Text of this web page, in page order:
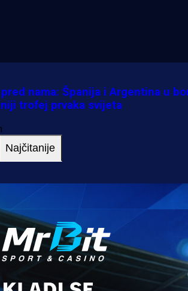
nama: Španija i Argentina u
trofej prvaka svijeta
Najčitanije